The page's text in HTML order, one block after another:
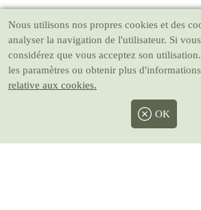
Nous utilisons nos propres cookies et des
analyser la navigation de l'utilisateur. Si
considérez que vous acceptez son
les paramètres ou obtenir plus
relative aux cookies.
OK